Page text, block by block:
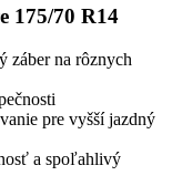
175/70 R14
záber na rôznych
pre vyšší jazdný
a spoľahlivý